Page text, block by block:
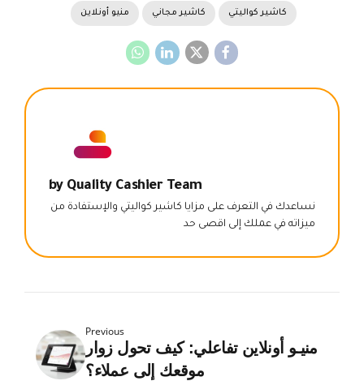
كاشير كواليتي كاشير مجاني منيو أونلاين
by Quality Cashier Team
نساعدك في التعرف على مزايا كاشير كواليتي والإستفادة من
ميزاته في عملك إلى اقصى حد
Previous
منيـو أونلاين تفاعلي: كيف تحول زوار
موقعك إلى عملاء؟